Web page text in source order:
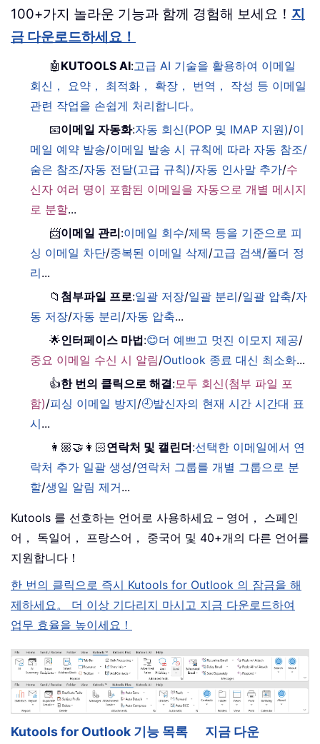
100+가지 놀라운 기능과 함께 경험해 보세요！ 지
금 다운로드하세요！
🤖 KUTOOLS AI:고급 AI 기술을 활용하여 이메일
회신， 요약， 최적화， 확장， 번역， 작성 등 이메일
관련 작업을 손쉽게 처리합니다。
📧이메일 자동화:자동 회신(POP 및 IMAP 지원)/이
메일 예약 발송/이메일 발송 시 규칙에 따라 자동 참조/
숨은 참조/자동 전달(고급 규칙)/자동 인사말 추가/수
신자 여러 명이 포함된 이메일을 자동으로 개별 메시지
로 분할...
📨이메일 관리:이메일 회수/제목 등을 기준으로 피
싱 이메일 차단/중복된 이메일 삭제/고급 검색/폴더 정
리...
📁 첨부파일 프로:일괄 저장/일괄 분리/일괄 압축/자
동 저장/자동 분리/자동 압축...
🌟인터페이스 마법:😊더 예쁘고 멋진 이모지 제공/
중요 이메일 수신 시 알림/Outlook 종료 대신 최소화...
👍한 번의 클릭으로 해결:모두 회신(첨부 파일 포
함)/피싱 이메일 방지/🕘발신자의 현재 시간 시간대 표
시...
👩🏼‍🤝‍👩🏻연락처 및 캘린더:선택한 이메일에서 연
락처 추가 일괄 생성/연락처 그룹를 개별 그룹으로 분
할/생일 알림 제거...
Kutools 를 선호하는 언어로 사용하세요 – 영어， 스페인
어， 독일어， 프랑스어， 중국어 및 40+개의 다른 언어를
지원합니다！
한 번의 클릭으로 즉시 Kutools for Outlook 의 잠금을 해
제하세요。 더 이상 기다리지 마시고 지금 다운로드하여
업무 효율을 높이세요！
Kutools for Outlook 기능 목록
지금 다운